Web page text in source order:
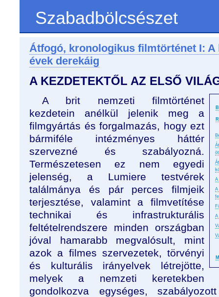
Szabadbölcsészet
Átfogó, kronologikus filmtörténet I: A
évek derekáig
A KEZDETEKTŐL AZ ELSŐ
A
A
A
A brit nemzeti filmtörténet
kezdetein anélkül jelenik meg a
filmgyártás és forgalmazás, hogy ezt
bármiféle intézményes háttér
szervezné és szabályozná.
Természetesen ez nem egyedi
jelenség, a Lumiere testvérek
találmánya és pár perces filmjeik
terjesztése, valamint a filmvetítése
technikai és infrastrukturális
feltételrendszere minden országban
jóval hamarabb megvalósult, mint
azok a filmes szervezetek, törvényi
és kulturális irányelvek létrejötte,
melyek a nemzeti keretekben
gondolkozva egységes,